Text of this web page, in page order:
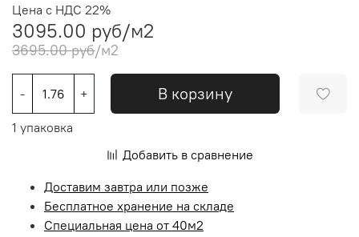
Цена с НДС 22%
3095.00 руб/м2
3695.00 руб/м2
- + В корзину
1 упаковка
Добавить в сравнение
Доставим завтра или позже
Бесплатное хранение на складе
Специальная цена от 40м2